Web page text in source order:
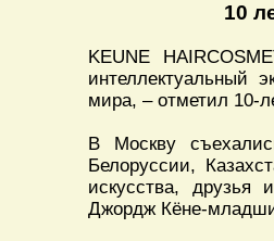
10
KEUNE
интеллектуальный
мира, – отметил 10-
В Москву
Белоруссии,
искусства, друзья
Джордж Кёне-